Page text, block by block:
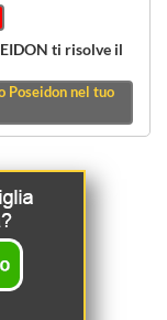
ti risolve il
Poseidon nel tuo